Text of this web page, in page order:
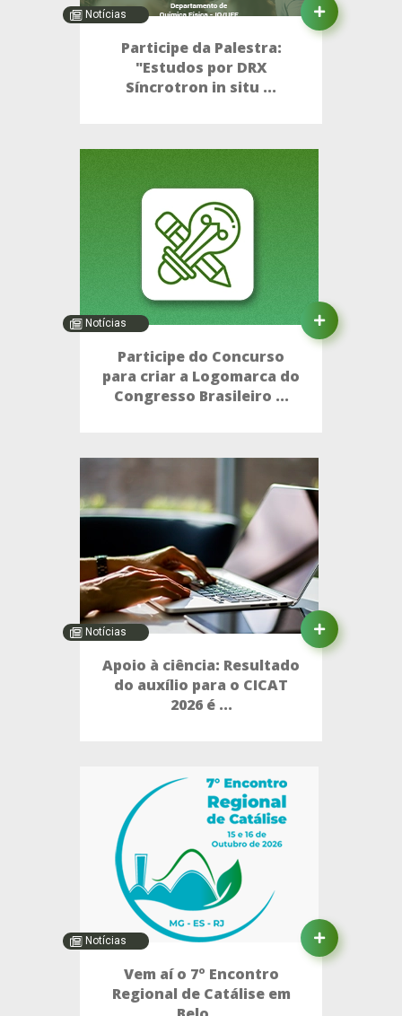
Notícias
Participe da Palestra:
"Estudos por DRX
Síncrotron in situ ...
Notícias
Participe do Concurso
para criar a Logomarca do
Congresso Brasileiro ...
Notícias
Apoio à ciência: Resultado
do auxílio para o CICAT
2026 é ...
Notícias
Vem aí o 7º Encontro
Regional de Catálise em